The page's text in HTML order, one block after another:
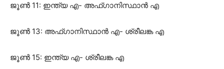
ജൂണ്‍ 11: ഇന്ത്യ എ- അഫ്ഗാനിസ്ഥാന്‍ എ
ജൂണ്‍ 13: അഫ്ഗാനിസ്ഥാന്‍ എ- ശ്രീലങ്ക എ
ജൂണ്‍ 15: ഇന്ത്യ എ- ശ്രീലങ്ക എ